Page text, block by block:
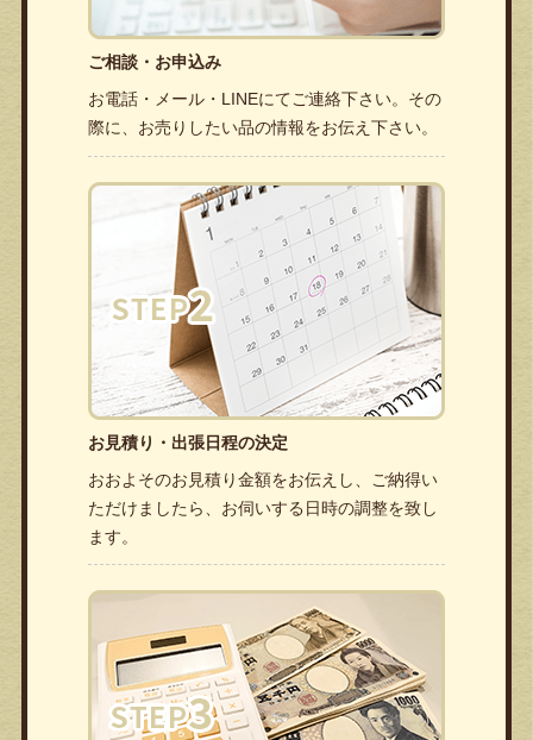
ご相談・お申込み
お電話・メール・LINEにてご連絡下さい。その
際に、お売りしたい品の情報をお伝え下さい。
お見積り・出張日程の決定
おおよそのお見積り金額をお伝えし、ご納得い
ただけましたら、お伺いする日時の調整を致し
ます。